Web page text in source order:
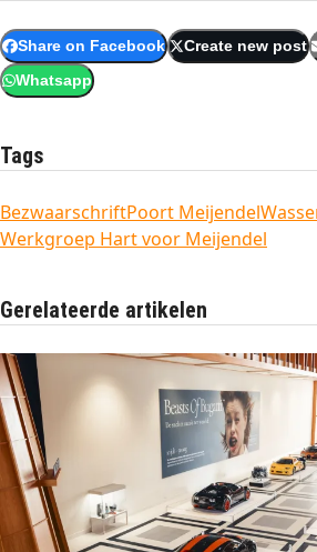
Share on Facebook Create new post
Whatsapp
Tags
BezwaarschriftPoort Meijendel
Werkgroep Hart voor Meijendel
Gerelateerde artikelen